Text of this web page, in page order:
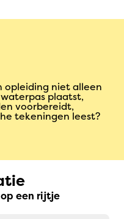
opleiding niet alleen
plaatst,
voorbereidt,
tekeningen leest?
een rijtje